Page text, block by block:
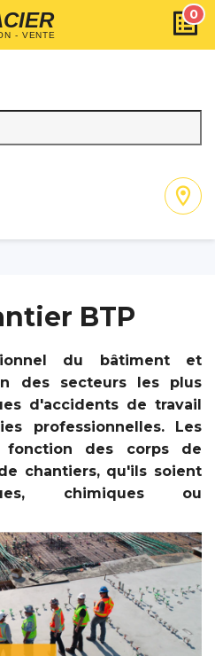
- VENTE
0
location_on
BTP
du bâtiment et
des secteurs les plus
d'accidents de travail
professionnelles. Les
fonction des corps de
chantiers, qu'ils soient
chimiques ou